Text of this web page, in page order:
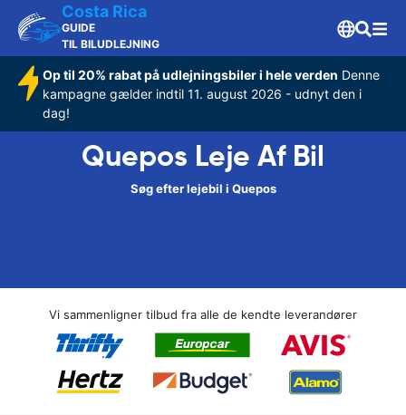
Costa Rica
GUIDE
TIL BILUDLEJNING
Op til 20% rabat på udlejningsbiler i hele verden Denne
kampagne gælder indtil 11. august 2026 - udnyt den i
dag!
Quepos Leje Af Bil
Søg efter lejebil i Quepos
Vi sammenligner tilbud fra alle de kendte leverandører